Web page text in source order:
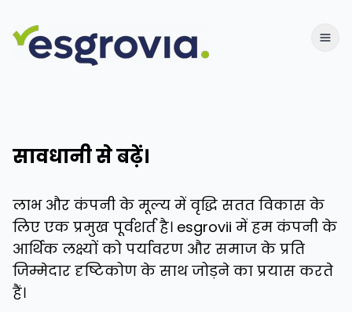
सावधानी से बढ़ें।
लाभ और कंपनी के मूल्य में वृद्धि सतत विकास के
लिए एक प्रमुख पूर्वशर्त है। esgrovii में हम कंपनी के
आर्थिक लक्ष्यों को पर्यावरण और समाज के प्रति
जिम्मेदार दृष्टिकोण के साथ जोड़ने का प्रयास करते
हैं।